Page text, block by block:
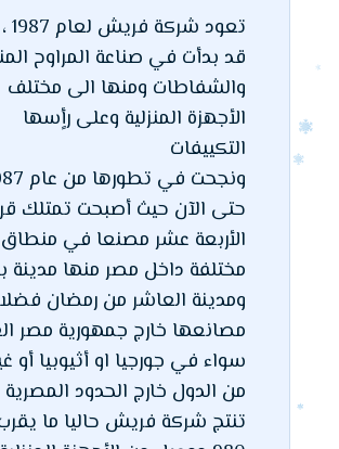
قد بدأت في صناعة المراوح
والشفاطات ومنها الى مختلف
الأجهزة المنزلية وعلى رأٍسها
التكييفات
ونجحت في
حتى الآن حيث أصبحت تمتلك
الأربعة عشر مصنعا في منطاق
مختلفة داخل مصر منها مدينة
ومدينة العاشر من رمضان
مصانعها خارج جمهورية مصر
سواء في جورجيا او أثيوبيا أو
من الدول خارج الحدود المصرية
تنتج شركة فريش حاليا ما